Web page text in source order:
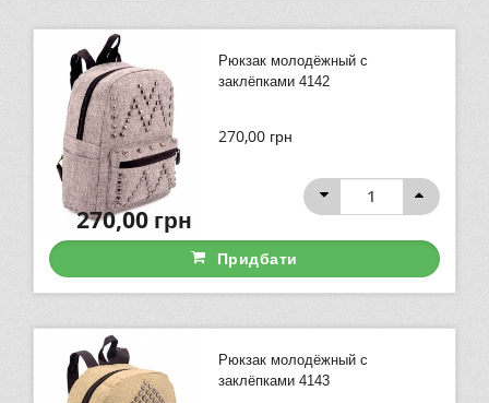
Рюкзак молодёжный с
заклёпками 4142
270,00 грн
270,00грн
Придбати
Рюкзак молодёжный с
заклёпками 4143